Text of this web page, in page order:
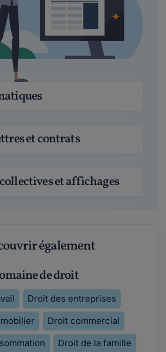
et contrats
et affichages
également
de droit
Droit des entreprises
Droit commercial
Droit de la famille